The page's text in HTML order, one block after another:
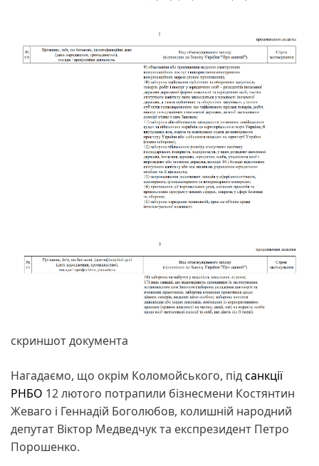
скриншот документа
Нагадаємо, що окрім Коломойського, підсанкції
РНБО 12 лютого потрапили бізнесмени Костянтин
Жеваго і Геннадій Боголюбов, колишній народний
депутат Віктор Медведчук та експрезидент Петро
Порошенко.